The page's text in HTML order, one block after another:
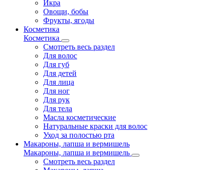
Икра
Овощи, бобы
Фрукты, ягоды
Косметика
Косметика
Смотреть весь раздел
Для волос
Для губ
Для детей
Для лица
Для ног
Для рук
Для тела
Масла косметические
Натуральные краски для волос
Уход за полостью рта
Макароны, лапша и вермишель
Макароны, лапша и вермишель
Смотреть весь раздел